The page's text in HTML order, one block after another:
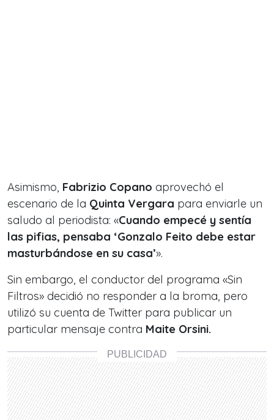
Asimismo, Fabrizio Copano aprovechó el
escenario de la Quinta Vergara para enviarle un
saludo al periodista: «Cuando empecé y sentía
las pifias, pensaba ‘Gonzalo Feito debe estar
masturbándose en su casa’».
Sin embargo, el conductor del programa «Sin
Filtros» decidió no responder a la broma, pero
utilizó su cuenta de Twitter para publicar un
particular mensaje contra Maite Orsini.